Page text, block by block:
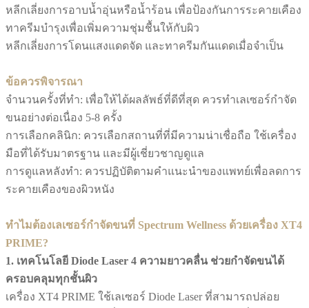
หลีกเลี่ยงการอาบน้ำอุ่นหรือน้ำร้อน เพื่อป้องกันการระคายเคือง
ทาครีมบำรุงเพื่อเพิ่มความชุ่มชื้นให้กับผิว
หลีกเลี่ยงการโดนแสงแดดจัด และทาครีมกันแดดเมื่อจำเป็น
ข้อควรพิจารณา
จำนวนครั้งที่ทำ: เพื่อให้ได้ผลลัพธ์ที่ดีที่สุด ควรทำเลเซอร์กำจัด
ขนอย่างต่อเนื่อง 5-8 ครั้ง
การเลือกคลินิก: ควรเลือกสถานที่ที่มีความน่าเชื่อถือ ใช้เครื่อง
มือที่ได้รับมาตรฐาน และมีผู้เชี่ยวชาญดูแล
การดูแลหลังทำ: ควรปฏิบัติตามคำแนะนำของแพทย์เพื่อลดการ
ระคายเคืองของผิวหนัง
ทำไมต้องเลเซอร์กำจัดขนที่ Spectrum Wellness ด้วยเครื่อง XT4
PRIME?
1. เทคโนโลยี Diode Laser 4 ความยาวคลื่น ช่วยกำจัดขนได้
ครอบคลุมทุกชั้นผิว
เครื่อง XT4 PRIME ใช้เลเซอร์ Diode Laser ที่สามารถปล่อย